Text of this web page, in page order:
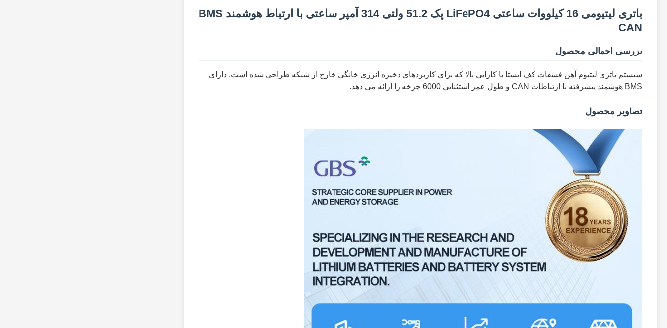
باتری لیتیومی 16 کیلووات ساعتی LiFePO4 پک 51.2 ولتی 314 آمپر ساعتی با ارتباط هوشمند BMS
CAN
بررسی اجمالی محصول
سیستم باتری لیتیوم آهن فسفات کف ایستا با کارایی بالا که برای کاربردهای ذخیره انرژی خانگی خارج از شبکه طراحی شده است. دارای
BMS هوشمند پیشرفته با ارتباطات CAN و طول عمر استثنایی 6000 چرخه را ارائه می دهد.
تصاویر محصول